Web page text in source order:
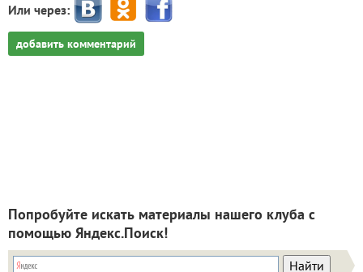
Или через:
добавить комментарий
Попробуйте искать материалы нашего клуба с
помощью Яндекс.Поиск!